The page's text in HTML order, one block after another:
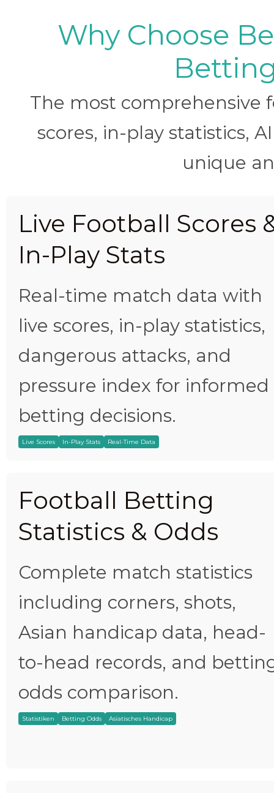
Why Choose
The most
scores, in-play statistics,
unique
Live Football Scores
In-Play Stats
Real-time match data with
live scores, in-play statistics,
dangerous attacks, and
pressure index for informed
betting decisions.
Live Scores In-Play Stats Real-Time Data
Football Betting
Statistics & Odds
Complete match statistics
including corners, shots,
Asian handicap data, head-
to-head records, and
odds comparison.
Statistiken Betting Odds Asiatisches Handicap